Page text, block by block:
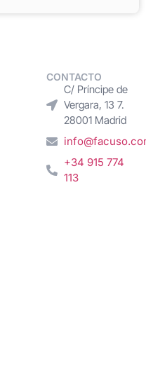
CONTACTO
C/ Príncipe de
Vergara, 13 7.
28001 Madrid
+34 915 774
113